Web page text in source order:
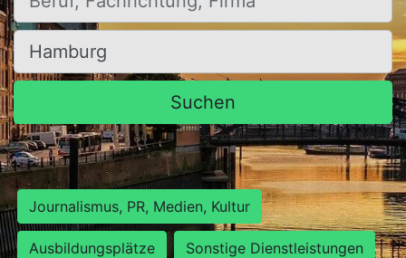
Ort, Stadt
Suchen
Journalismus, PR, Medien, Kultur
Ausbildungsplätze Sonstige Dienstleistungen